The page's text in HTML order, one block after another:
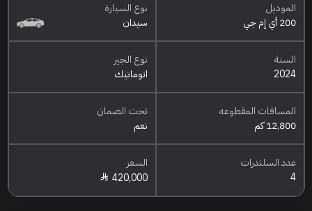
الموديل
200 أي إم جي
نوع السيارة
سيدان
السنة
2024
نوع الجير
اتوماتيك
المسافات المقطوعه
12,800 كم
تحت الضمان
نعم
عدد السلندرات
4
السعر
420,000